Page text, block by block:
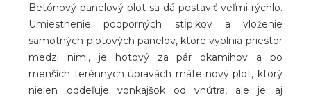
Betónový panelový plot sa dá postaviť veľmi rýchlo.
Umiestnenie podporných stĺpikov a vloženie
samotných plotových panelov, ktoré vyplnia priestor
medzi nimi, je hotový za pár okamihov a po
menších terénnych úpravách máte nový plot, ktorý
nielen oddeľuje vonkajšok od vnútra, ale je aj